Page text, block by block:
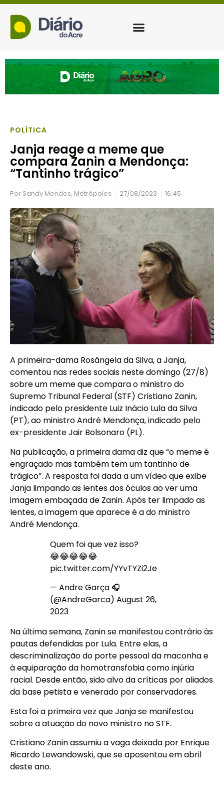
POLÍTICA
Janja reage a meme que
compara Zanin a Mendonça:
“Tantinho trágico”
Por Sandy Mendes, Metrópoles 27/08/2023 16:45
A primeira-dama Rosângela da Silva, a Janja,
comentou nas redes sociais neste domingo (27/8)
sobre um meme que compara o ministro do
Supremo Tribunal Federal (STF) Cristiano Zanin,
indicado pelo presidente Luiz Inácio Lula da Silva
(PT), ao ministro André Mendonça, indicado pelo
ex-presidente Jair Bolsonaro (PL).
Na publicação, a primeira dama diz que “o meme é
engraçado mas também tem um tantinho de
trágico”. A resposta foi dada a um vídeo que exibe
Janja limpando as lentes dos óculos ao ver uma
imagem embaçada de Zanin. Após ter limpado as
lentes, a imagem que aparece é a do ministro
André Mendonça.
Quem foi que vez isso?
😂😂😂😂😂
pic.twitter.com/YYvTYZi2Je
— Andre Garça 🎧
(@AndreGarca) August 26,
2023
Na última semana, Zanin se manifestou contrário às
pautas defendidas por Lula. Entre elas, a
descriminalização do porte pessoal da maconha e
à equiparação da homotransfobia como injúria
racial. Desde então, sido alvo da críticas por aliados
da base petista e venerado por conservadores.
Esta foi a primeira vez que Janja se manifestou
sobre a atuação do novo ministro no STF.
Cristiano Zanin assumiu a vaga deixada por Enrique
Ricardo Lewandowski, que se aposentou em abril
deste ano.